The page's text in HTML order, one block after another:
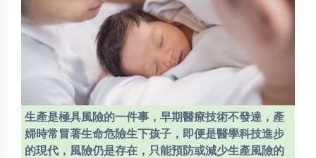
生產是極具風險的一件事，早期醫療技術不發達，產
婦時常冒著生命危險生下孩子，即便是醫學科技進步
的現代，風險仍是存在，只能預防或減少生產風險的